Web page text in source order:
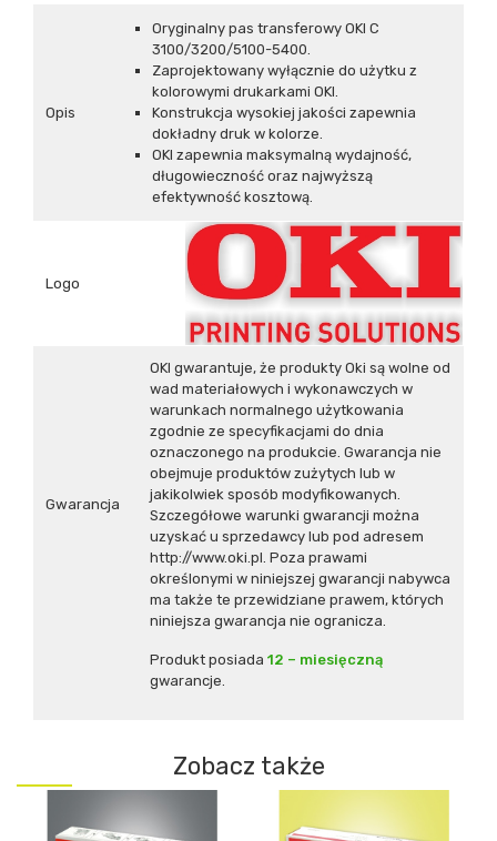
Opis
Oryginalny pas transferowy OKI C
3100/3200/5100-5400.
Zaprojektowany wyłącznie do użytku z
kolorowymi drukarkami OKI.
Konstrukcja wysokiej jakości zapewnia
dokładny druk w kolorze.
OKI zapewnia maksymalną wydajność,
długowieczność oraz najwyższą
efektywność kosztową.
Logo
Gwarancja
OKI gwarantuje, że produkty Oki są wolne od
wad materiałowych i wykonawczych w
warunkach normalnego użytkowania
zgodnie ze specyfikacjami do dnia
oznaczonego na produkcie. Gwarancja nie
obejmuje produktów zużytych lub w
jakikolwiek sposób modyfikowanych.
Szczegółowe warunki gwarancji można
uzyskać u sprzedawcy lub pod adresem
http://www.oki.pl . Poza prawami
określonymi w niniejszej gwarancji nabywca
ma także te przewidziane prawem, których
niniejsza gwarancja nie ogranicza.
Produkt posiada 12 – miesięczną
gwarancje.
Zobacz także